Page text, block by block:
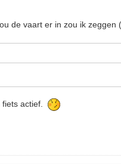
de vaart er in zou ik
fiets actief.